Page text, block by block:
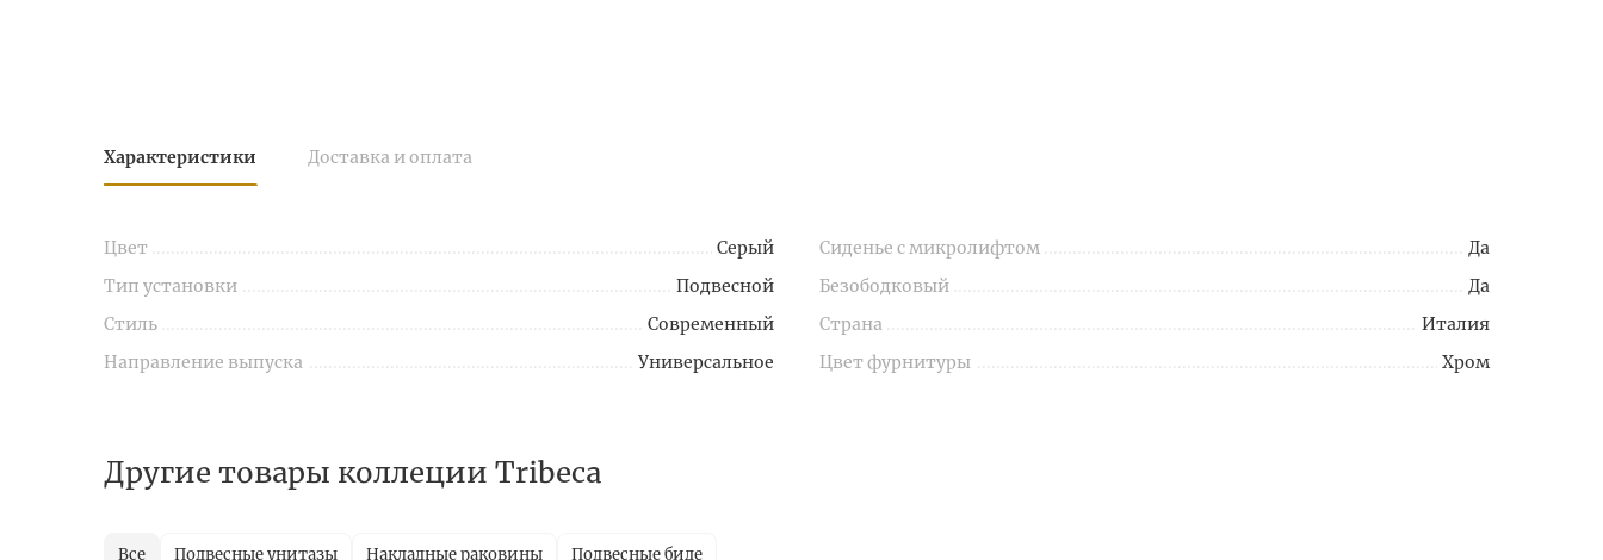
Характеристики Доставка и оплата
Цвет
Серый
Тип установки
Подвесной
Стиль
Современный
Направление выпуска
Универсальное
Сиденье с микролифтом
Да
Безободковый
Да
Страна
Италия
Цвет фурнитуры
Хром
Другие товары коллеции Tribeca
Все Подвесные унитазы Накладные раковины Подвесные биде